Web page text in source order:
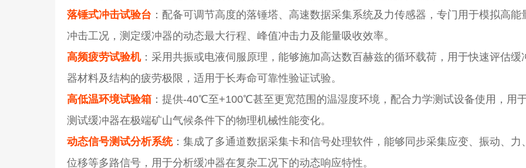
落锤式冲击试验台 ：配备可调节高度的落锤塔、高速数据采集系统及力传感器，专门用于模拟高能
冲击工况，测定缓冲器的动态最大行程、峰值冲击力及能量吸收效率。
高频疲劳试验机：采用共振或电液伺服原理，能够施加高达数百赫兹的循环载荷，用于快速评估缓
器材料及结构的疲劳极限，适用于长寿命可靠性验证试验。
高低温环境试验箱 ：提供-40℃至+100℃甚至更宽范围的温湿度环境，配合力学测试设备使用，用
测试缓冲器在极端矿山气候条件下的物理机械性能变化。
动态信号测试分析系统：集成了多通道数据采集卡和信号处理软件，能够同步采集应变、振动、力、
位移等多路信号，用于分析缓冲器在复杂工况下的动态响应特性。